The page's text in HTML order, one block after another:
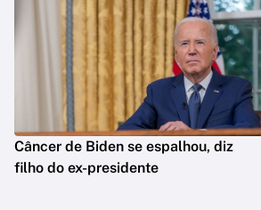
Câncer de Biden se espalhou, diz
filho do ex-presidente